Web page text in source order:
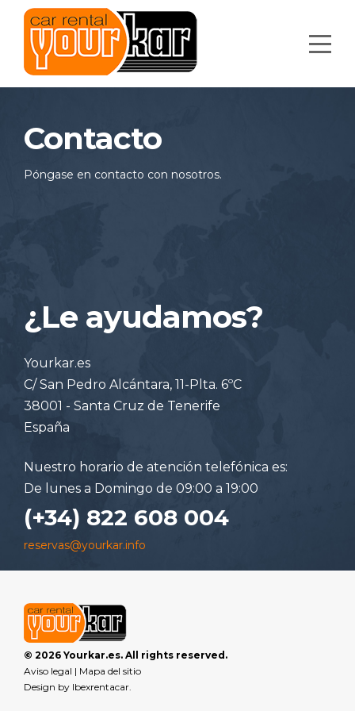
Contacto
Póngase en contacto con nosotros.
¿Le ayudamos?
Yourkar.es
C/ San Pedro Alcántara, 11-Plta. 6ºC
38001 - Santa Cruz de Tenerife
España
Nuestro horario de atención telefónica es:
De lunes a Domingo de 09:00 a 19:00
(+34) 822 608 004
reservas@yourkar.info
© 2026 Yourkar.es. All rights reserved.
Aviso legal | Mapa del sitio
Design by Ibexrentacar.